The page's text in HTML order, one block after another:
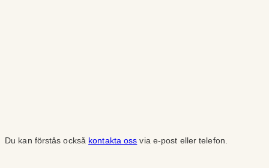
Du kan förstås också kontakta oss via e-post eller telefon.